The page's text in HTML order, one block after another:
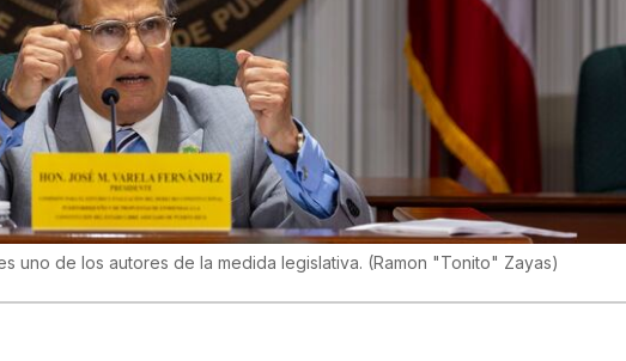
uno de los autores de la medida legislativa. (Ramon "Tonito" Zayas)